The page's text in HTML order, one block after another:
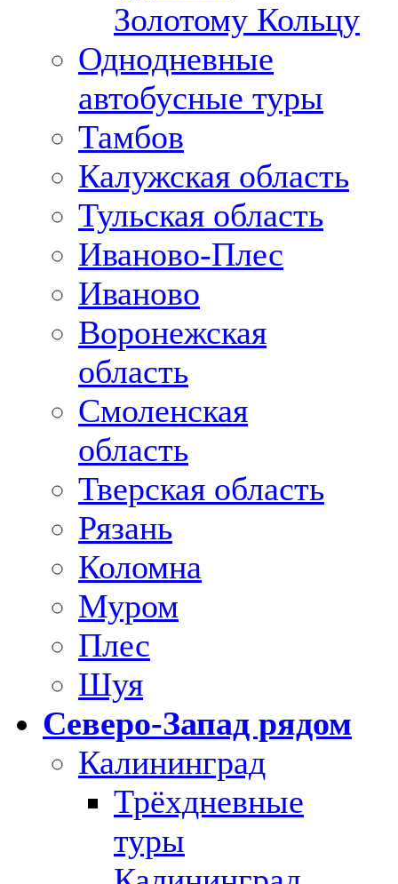
Золотому Кольцу
Однодневные
автобусные туры
Тамбов
Калужская область
Тульская область
Иваново-Плес
Иваново
Воронежская
область
Смоленская
область
Тверская область
Рязань
Коломна
Муром
Плес
Шуя
Северо-Запад рядом
Калининград
Трёхдневные
туры